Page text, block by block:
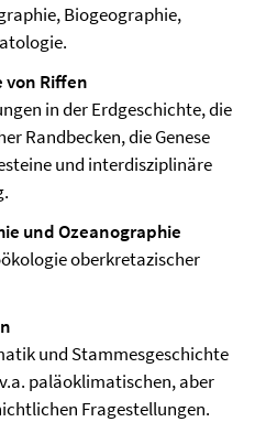
Biogeographie,
von Riffen
in der Erdgeschichte, die
Randbecken, die Genese
und interdisziplinäre
und Ozeanographie
oberkretazischer
und Stammesgeschichte
paläoklimatischen, aber
Fragestellungen.